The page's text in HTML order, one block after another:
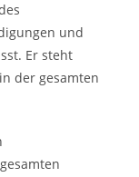
und
Er steht
der gesamten